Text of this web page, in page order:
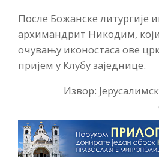
После Божанске литургије
архимандрит Никодим,
очувању иконостаса ове
пријем у Клубу заједнице.
Извор: